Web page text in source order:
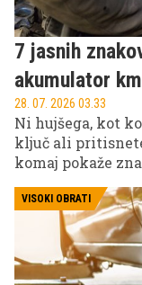
7 jasnih
akumulator
28. 07. 2026 03.33
Ni hujšega, kot
ključ ali
komaj pokaže
več vžgati.
opozorila.
kaže znake, da
VISOKI OBRATI